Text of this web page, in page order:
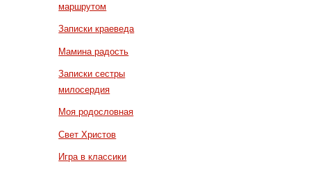
маршрутом
Записки краеведа
Мамина радость
Записки сестры
милосердия
Моя родословная
Свет Христов
Игра в классики